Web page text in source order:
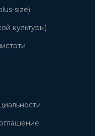
size)
культуры)